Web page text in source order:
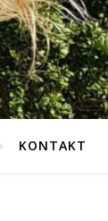
KONTAKT